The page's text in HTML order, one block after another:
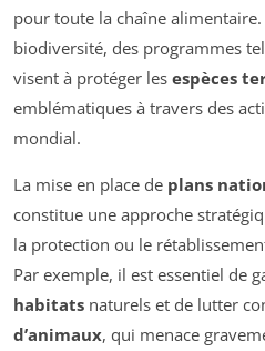
pour toute la chaîne
biodiversité, des programmes
visent à protéger les espèces
emblématiques à travers des
mondial.
La mise en place de plans
constitue une approche
la protection ou le
Par exemple, il est essentiel de
habitats naturels et de lutter
d’animaux, qui menace